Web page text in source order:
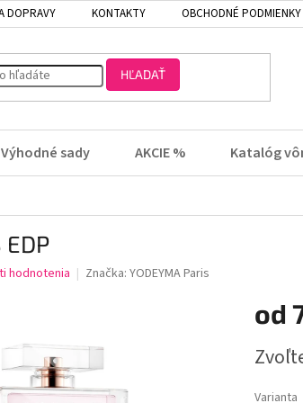
DOPRAVY KONTAKTY OBCHODNÉ PODMIENKY
HĽADAŤ
Výhodné sady AKCIE % Katalóg
EDP
hodnotenia Značka: YODEYMA Paris
od
cena:
Varianta